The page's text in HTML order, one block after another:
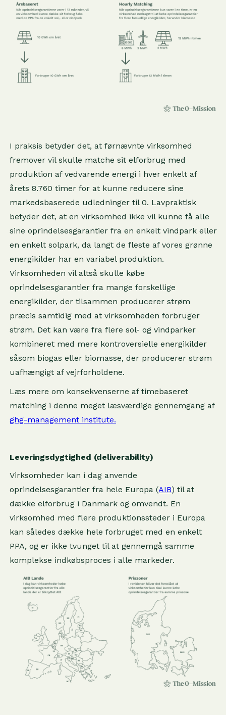
I praksis betyder det, at førnævnte virksomhed
fremover vil skulle matche sit elforbrug med
produktion af vedvarende energi i hver enkelt af
årets 8.760 timer for at kunne reducere sine
markedsbaserede udledninger til 0. Lavpraktisk
betyder det, at en virksomhed ikke vil kunne få alle
sine oprindelsesgarantier fra en enkelt vindpark eller
en enkelt solpark, da langt de fleste af vores grønne
energikilder har en variabel produktion.
Virksomheden vil altså skulle købe
oprindelsesgarantier fra mange forskellige
energikilder, der tilsammen producerer strøm
præcis samtidig med at virksomheden forbruger
strøm. Det kan være fra flere sol- og vindparker
kombineret med mere kontroversielle energikilder
såsom biogas eller biomasse, der producerer strøm
uafhængigt af vejrforholdene.
Læs mere om konsekvenserne af timebaseret
matching i denne meget læsværdige gennemgang af
ghg-management institute.
Leveringsdygtighed (deliverability)
Virksomheder kan i dag anvende
oprindelsesgarantier fra hele Europa (AIB) til at
dække elforbrug i Danmark og omvendt. En
virksomhed med flere produktionssteder i Europa
kan således dække hele forbruget med en enkelt
PPA, og er ikke tvunget til at gennemgå samme
komplekse indkøbsproces i alle markeder.